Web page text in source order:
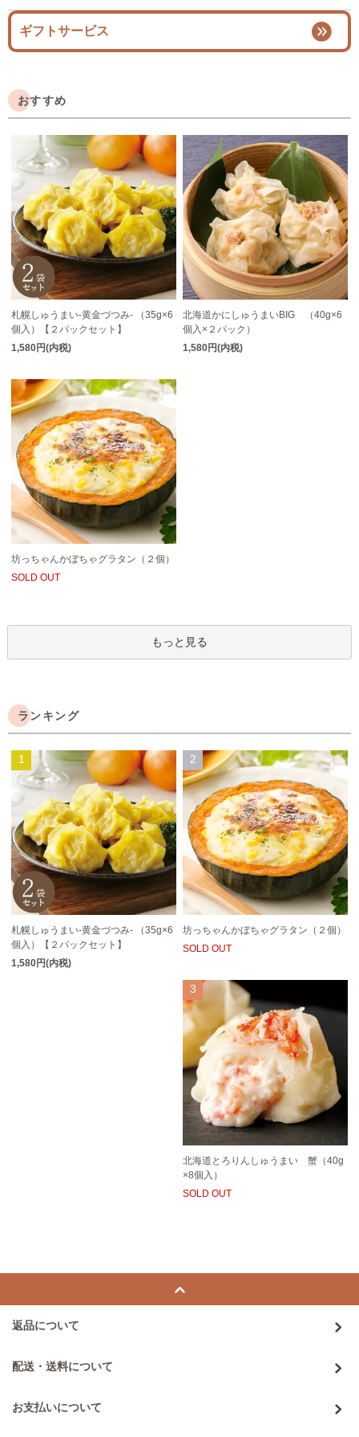
ギフトサービス
おすすめ
札幌しゅうまい-黄金づつみ- （35g×6
個入）【２パックセット】
1,580円(内税)
北海道かにしゅうまいBIG （40g×6
個入×２パック）
1,580円(内税)
坊っちゃんかぼちゃグラタン（２個）
SOLD OUT
もっと見る
ランキング
1
札幌しゅうまい-黄金づつみ- （35g×6
個入）【２パックセット】
1,580円(内税)
2
坊っちゃんかぼちゃグラタン（２個）
SOLD OUT
3
北海道とろりんしゅうまい 蟹（40g
×8個入）
SOLD OUT
返品について
配送・送料について
お支払いについて